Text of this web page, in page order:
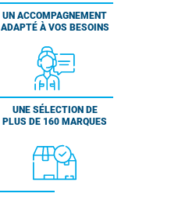
UN ACCOMPAGNEMENT
ADAPTÉ À VOS BESOINS
UNE SÉLECTION DE
PLUS DE 160 MARQUES